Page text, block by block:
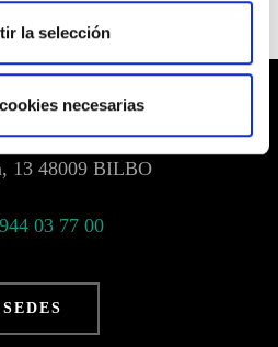
la selección
necesarias
13 48009 BILBO
944 03 77 00
SEDES